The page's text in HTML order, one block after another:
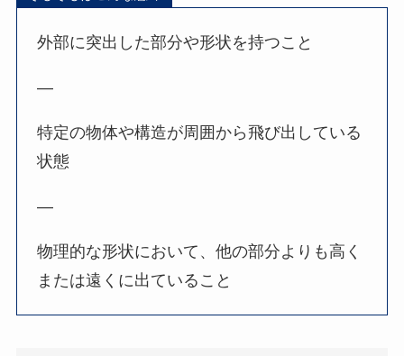
外部に突出した部分や形状を持つこと
—
特定の物体や構造が周囲から飛び出している
状態
—
物理的な形状において、他の部分よりも高く
または遠くに出ていること